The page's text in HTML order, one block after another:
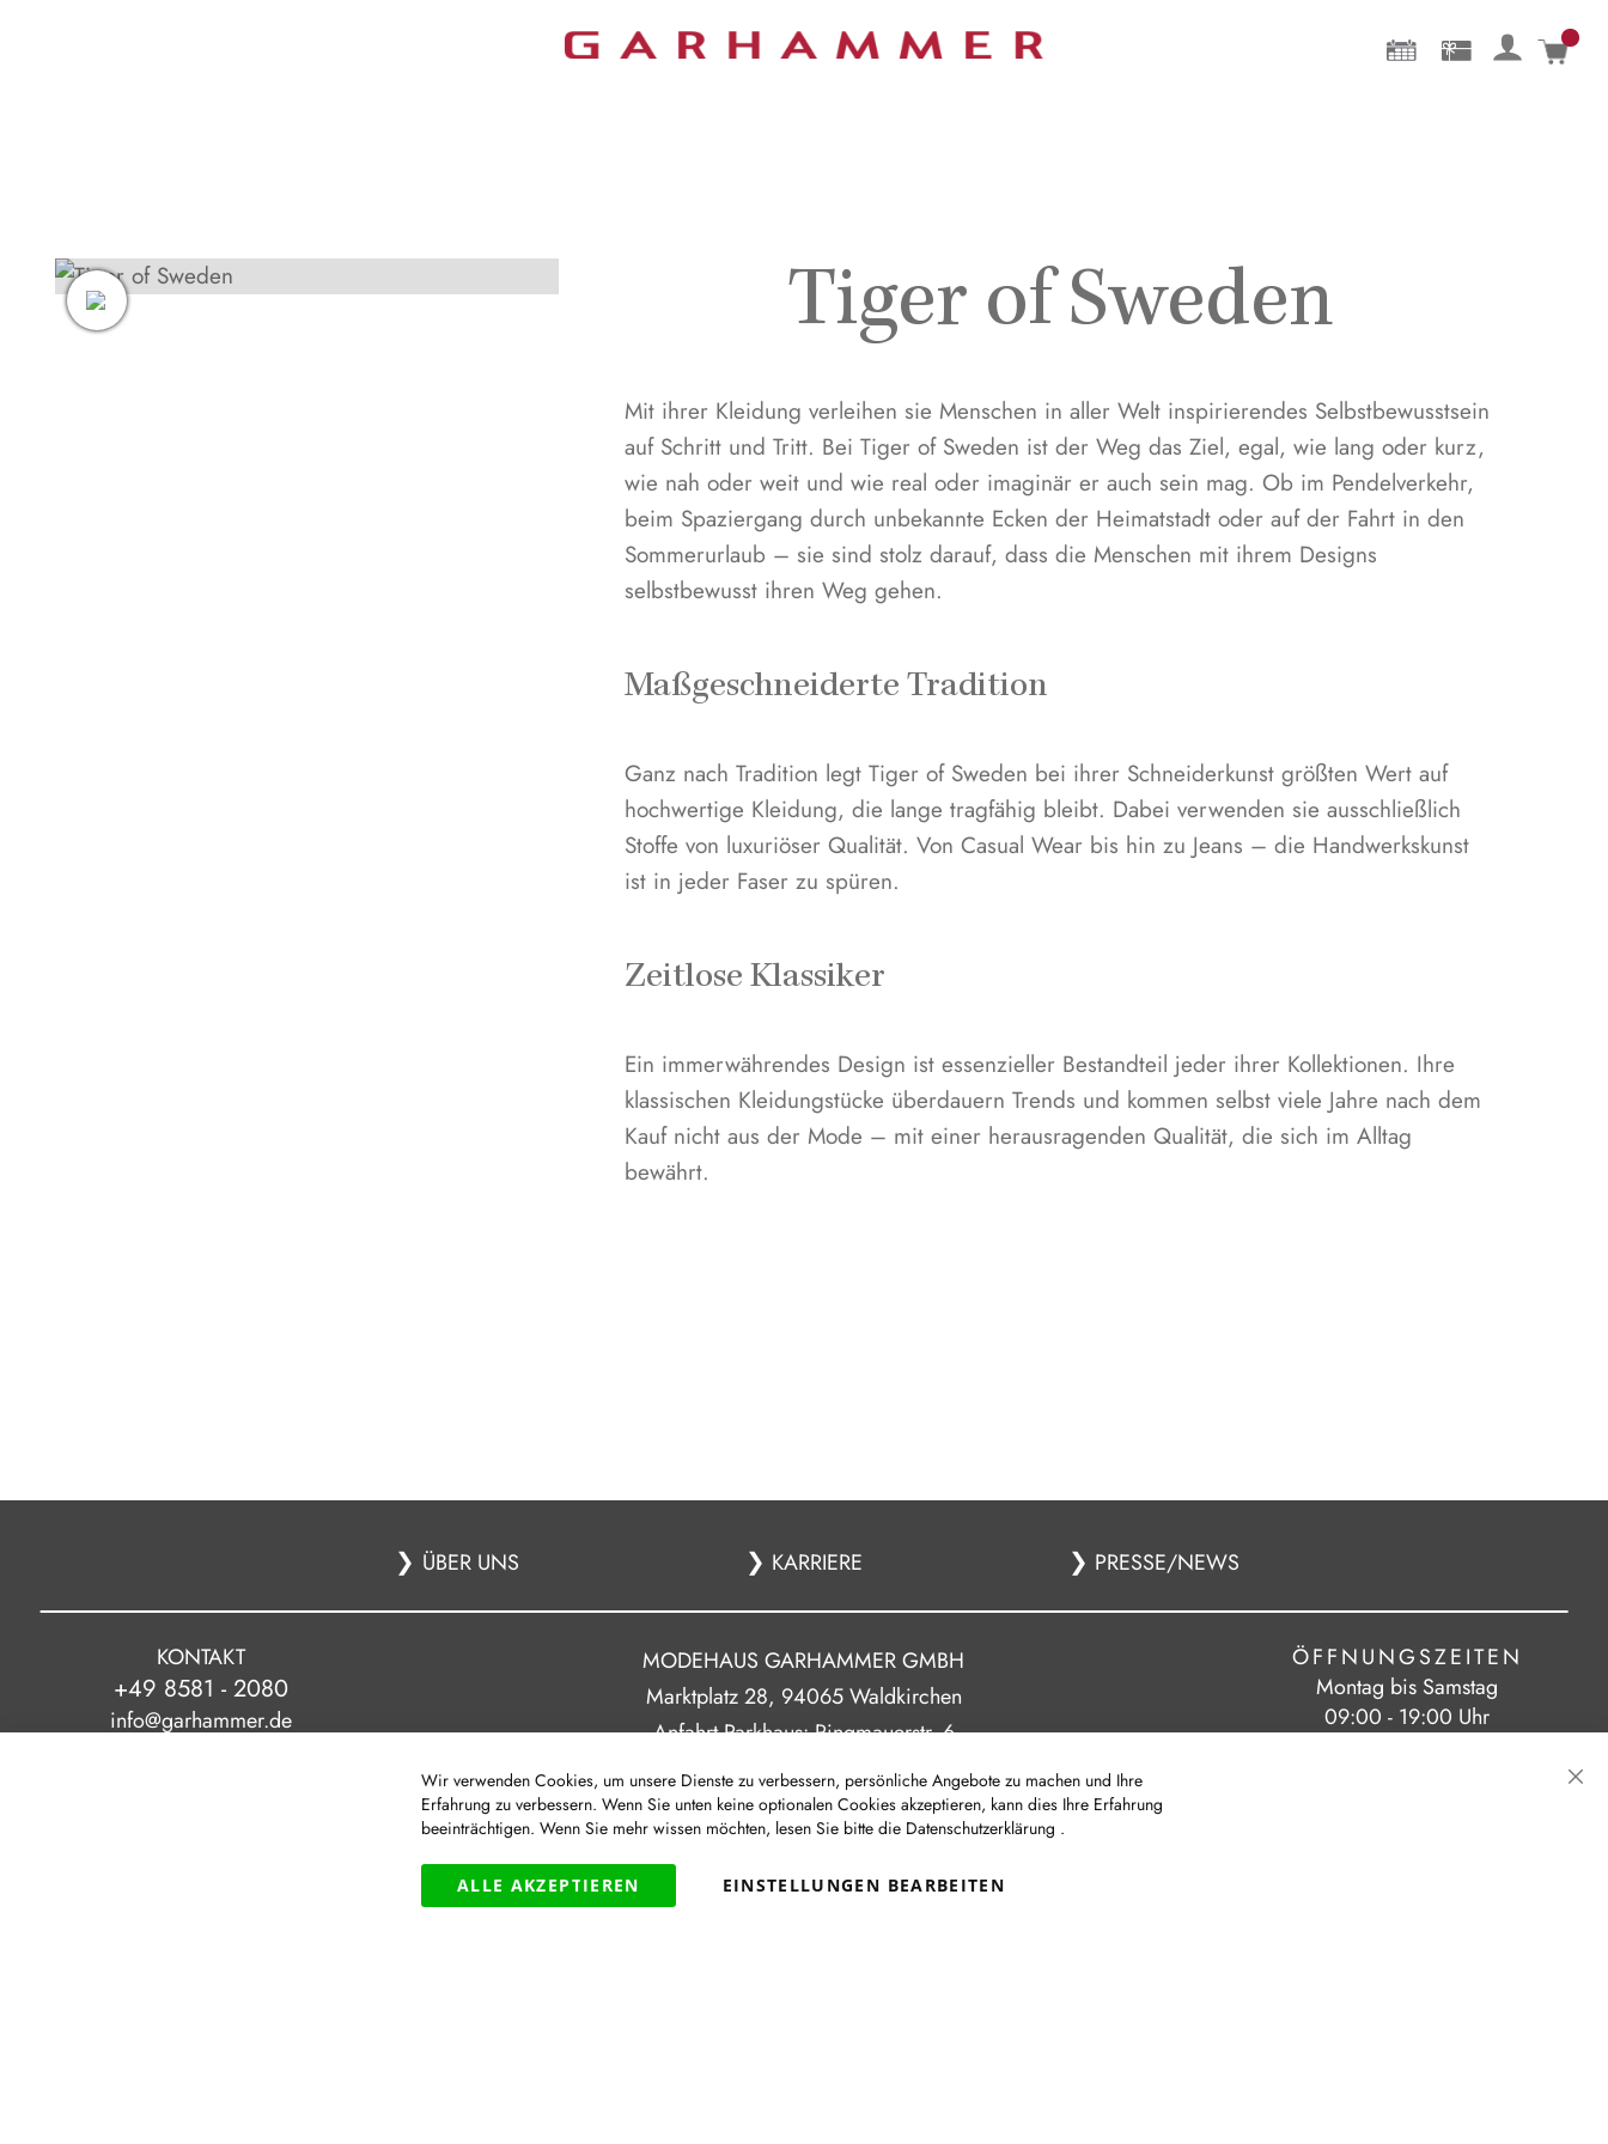
Mein
MODE MENSCHEN ERLEBNIS SHOPPING
Tiger of Sweden
Mit ihrer Kleidung verleihen sie Menschen in aller Welt inspirierendes Selbstbewusstsein
auf Schritt und Tritt. Bei Tiger of Sweden ist der Weg das Ziel, egal, wie lang oder kurz,
wie nah oder weit und wie real oder imaginär er auch sein mag. Ob im Pendelverkehr,
beim Spaziergang durch unbekannte Ecken der Heimatstadt oder auf der Fahrt in den
Sommerurlaub – sie sind stolz darauf, dass die Menschen mit ihrem Designs
selbstbewusst ihren Weg gehen.
Maßgeschneiderte Tradition
Ganz nach Tradition legt Tiger of Sweden bei ihrer Schneiderkunst größten Wert auf
hochwertige Kleidung, die lange tragfähig bleibt. Dabei verwenden sie ausschließlich
Stoffe von luxuriöser Qualität. Von Casual Wear bis hin zu Jeans – die Handwerkskunst
ist in jeder Faser zu spüren.
Zeitlose Klassiker
Ein immerwährendes Design ist essenzieller Bestandteil jeder ihrer Kollektionen. Ihre
klassischen Kleidungstücke überdauern Trends und kommen selbst viele Jahre nach dem
Kauf nicht aus der Mode – mit einer herausragenden Qualität, die sich im Alltag
bewährt.
❯ ÜBER UNS ❯ KARRIERE ❯ PRESSE/NEWS
KONTAKT
+49 8581 - 2080
info@garhammer.de
MODEHAUS GARHAMMER GMBH
Marktplatz 28, 94065 Waldkirchen
Anfahrt Parkhaus: Ringmauerstr. 6
Route
ÖFFNUNGSZEITEN
Montag bis Samstag
09:00 - 19:00 Uhr
© Modehaus Garhammer GmbH | Newsletter | Impressum | Datenschutz | Barrierefreiheit
VERTRAG WIDERRUFEN
Wir verwenden Cookies, um unsere Dienste zu verbessern, persönliche Angebote zu machen und Ihre
Erfahrung zu verbessern. Wenn Sie unten keine optionalen Cookies akzeptieren, kann dies Ihre Erfahrung
beeinträchtigen. Wenn Sie mehr wissen möchten, lesen Sie bitte die Datenschutzerklärung .
ALLE AKZEPTIEREN EINSTELLUNGEN BEARBEITEN